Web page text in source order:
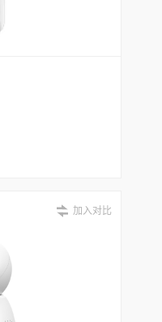
加入对比